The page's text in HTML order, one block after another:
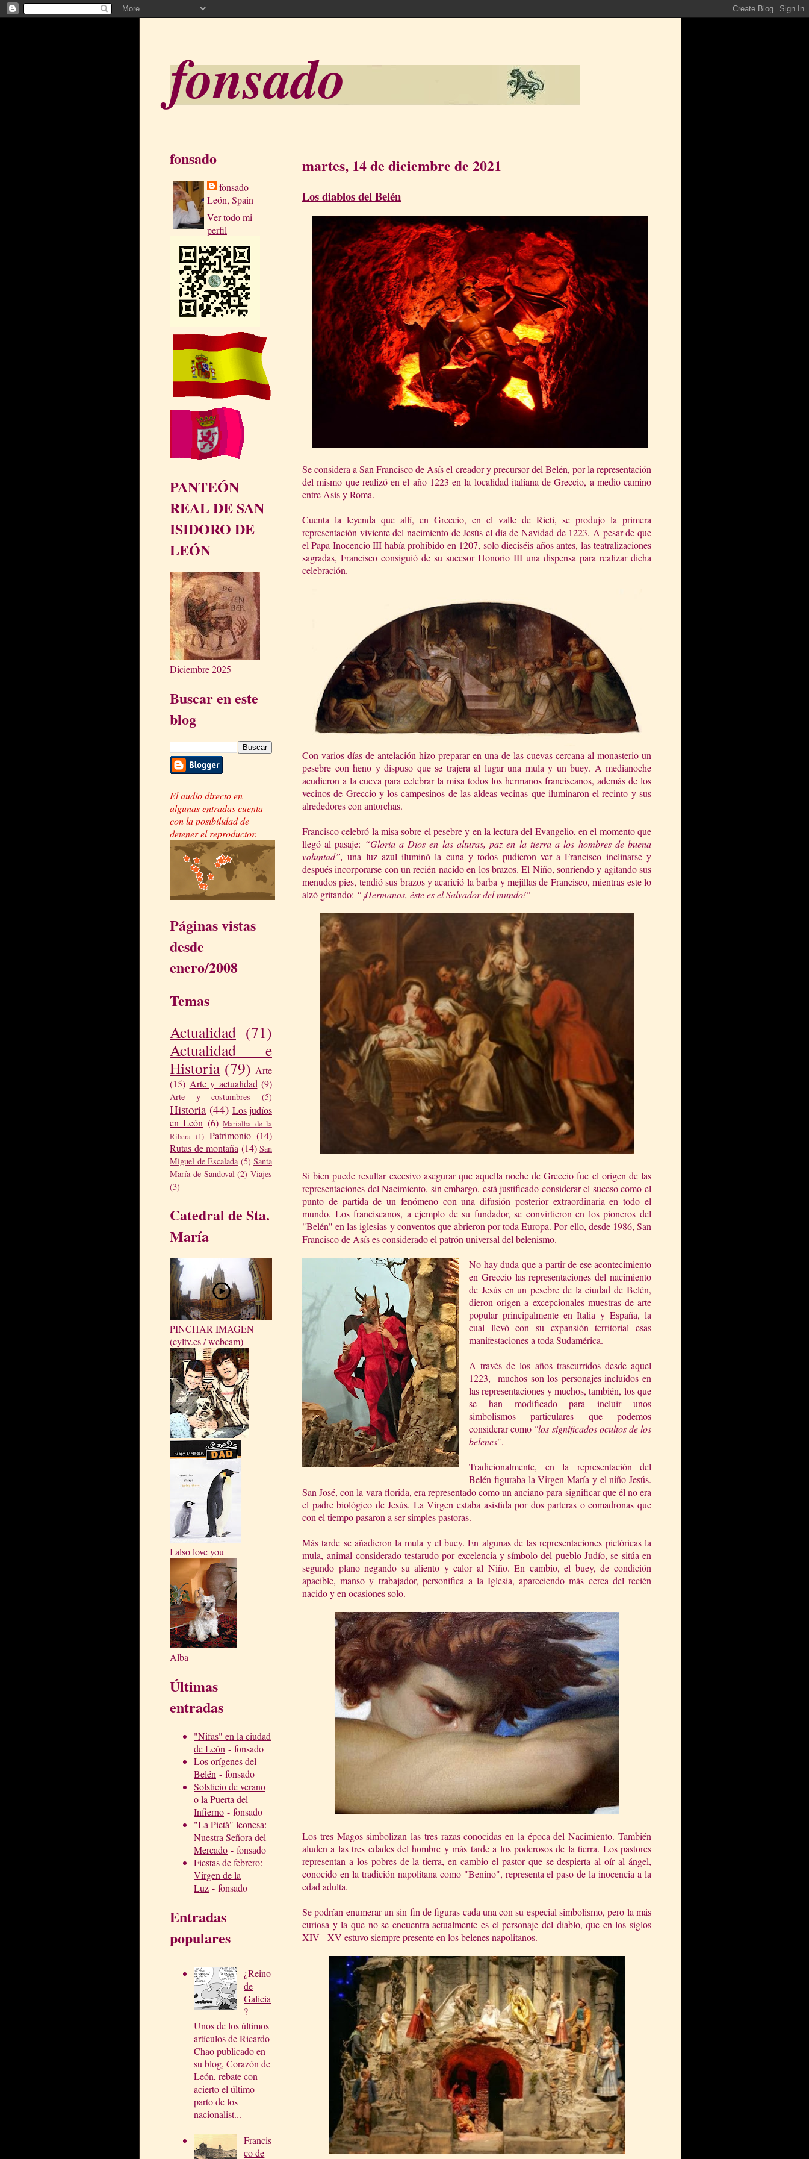
fonsado
fonsado
fonsado
León, Spain
Ver todo mi
perfil
PANTEÓN
REAL DE SAN
ISIDORO DE
LEÓN
Diciembre 2025
Buscar en este
blog
El audio directo en
algunas entradas cuenta
con la posibilidad de
detener el reproductor.
Páginas vistas
desde
enero/2008
Temas
Actualidad (71)
Actualidad e
Historia (79) Arte
(15) Arte y actualidad (9)
Arte y costumbres (5)
Historia (44) Los judíos
en León (6) Marialba de la
Ribera (1) Patrimonio (14)
Rutas de montaña (14) San
Miguel de Escalada (5) Santa
María de Sandoval (2) Viajes
(3)
Catedral de Sta.
María
PINCHAR IMAGEN
(cyltv.es / webcam)
I also love you
Alba
Últimas
entradas
"Nifas" en la ciudad
de León - fonsado
Los orígenes del
Belén - fonsado
Solsticio de verano
o la Puerta del
Infierno - fonsado
"La Pietà" leonesa:
Nuestra Señora del
Mercado - fonsado
Fiestas de febrero:
Virgen de la
Luz - fonsado
Entradas
populares
¿Reino
de
Galicia
?
Unos de los últimos
artículos de Ricardo
Chao publicado en
su blog, Corazón de
León, rebate con
acierto el último
parto de los
nacionalist...
Francis
co de
martes, 14 de diciembre de 2021
Los diablos del Belén
Se considera a San Francisco de Asís el creador y precursor del Belén, por la representación
del mismo que realizó en el año 1223 en la localidad italiana de Greccio, a medio camino
entre Asís y Roma.
Cuenta la leyenda que allí, en Greccio, en el valle de Rieti, se produjo la primera
representación viviente del nacimiento de Jesús el día de Navidad de 1223. A pesar de que
el Papa Inocencio III había prohibido en 1207, solo dieciséis años antes, las teatralizaciones
sagradas, Francisco consiguió de su sucesor Honorio III una dispensa para realizar dicha
celebración.
Con varios días de antelación hizo preparar en una de las cuevas cercana al monasterio un
pesebre con heno y dispuso que se trajera al lugar una mula y un buey. A medianoche
acudieron a la cueva para celebrar la misa todos los hermanos franciscanos, además de los
vecinos de Greccio y los campesinos de las aldeas vecinas que iluminaron el recinto y sus
alrededores con antorchas.
Francisco celebró la misa sobre el pesebre y en la lectura del Evangelio, en el momento que
llegó al pasaje: “Gloria a Dios en las alturas, paz en la tierra a los hombres de buena
voluntad”, una luz azul iluminó la cuna y todos pudieron ver a Francisco inclinarse y
después incorporarse con un recién nacido en los brazos. El Niño, sonriendo y agitando sus
menudos pies, tendió sus brazos y acarició la barba y mejillas de Francisco, mientras este lo
alzó gritando: “¡Hermanos, éste es el Salvador del mundo!"
Si bien puede resultar excesivo asegurar que aquella noche de Greccio fue el origen de las
representaciones del Nacimiento, sin embargo, está justificado considerar el suceso como el
punto de partida de un fenómeno con una difusión posterior extraordinaria en todo el
mundo. Los franciscanos, a ejemplo de su fundador, se convirtieron en los pioneros del
"Belén" en las iglesias y conventos que abrieron por toda Europa. Por ello, desde 1986, San
Francisco de Asís es considerado el patrón universal del belenismo.
No hay duda que a partir de ese acontecimiento
en Greccio las representaciones del nacimiento
de Jesús en un pesebre de la ciudad de Belén,
dieron origen a excepcionales muestras de arte
popular principalmente en Italia y España, la
cual llevó con su expansión territorial esas
manifestaciones a toda Sudamérica.
A través de los años trascurridos desde aquel
1223, muchos son los personajes incluidos en
las representaciones y muchos, también, los que
se han modificado para incluir unos
simbolismos particulares que podemos
considerar como "los significados ocultos de los
belenes".
Tradicionalmente, en la representación del
Belén figuraba la Virgen María y el niño Jesús.
San José, con la vara florida, era representado como un anciano para significar que él no era
el padre biológico de Jesús. La Virgen estaba asistida por dos parteras o comadronas que
con el tiempo pasaron a ser simples pastoras.
Más tarde se añadieron la mula y el buey. En algunas de las representaciones pictóricas la
mula, animal considerado testarudo por excelencia y símbolo del pueblo Judío, se sitúa en
segundo plano negando su aliento y calor al Niño. En cambio, el buey, de condición
apacible, manso y trabajador, personifica a la Iglesia, apareciendo más cerca del recién
nacido y en ocasiones solo.
Los tres Magos simbolizan las tres razas conocidas en la época del Nacimiento. También
aluden a las tres edades del hombre y más tarde a los poderosos de la tierra. Los pastores
representan a los pobres de la tierra, en cambio el pastor que se despierta al oír al ángel,
conocido en la tradición napolitana como "Benino", representa el paso de la inocencia a la
edad adulta.
Se podrían enumerar un sin fin de figuras cada una con su especial simbolismo, pero la más
curiosa y la que no se encuentra actualmente es el personaje del diablo, que en los siglos
XIV - XV estuvo siempre presente en los belenes napolitanos.